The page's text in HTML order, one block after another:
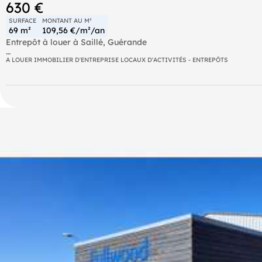
630 €
SURFACE
69 m²
MONTANT AU M²
109,56 €/m²/an
Entrepôt à louer à Saillé, Guérande
Découvrez cet entrepôt d'environ 70 m², idéalement situé à
visibilité pour votre activité.
À prévoir : quelques travaux de rafraîchissement pour
Conditions locatives :
A LOUER IMMOBILIER D'ENTREPRISE LOCAUX D'ACTIVITÉS - ENTREPÔTS